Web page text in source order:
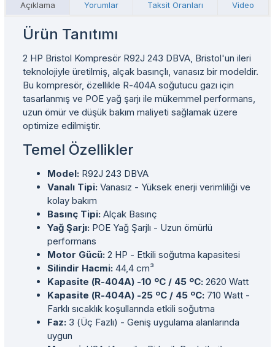
Açıklama Yorumlar Taksit Oranları Video
Ürün Tanıtımı
2 HP Bristol Kompresör R92J 243 DBVA, Bristol'un ileri
teknolojiyle üretilmiş, alçak basınçlı, vanasız bir modeldir.
Bu kompresör, özellikle R-404A soğutucu gazı için
tasarlanmış ve POE yağ şarjı ile mükemmel performans,
uzun ömür ve düşük bakım maliyeti sağlamak üzere
optimize edilmiştir.
Temel Özellikler
Model: R92J 243 DBVA
Vanalı Tipi: Vanasız - Yüksek enerji verimliliği ve
kolay bakım
Basınç Tipi: Alçak Basınç
Yağ Şarjı: POE Yağ Şarjlı - Uzun ömürlü
performans
Motor Gücü: 2 HP - Etkili soğutma kapasitesi
Silindir Hacmi: 44,4 cm³
Kapasite (R-404A) -10 ºC / 45 ºC: 2620 Watt
Kapasite (R-404A) -25 ºC / 45 ºC: 710 Watt -
Farklı sıcaklık koşullarında etkili soğutma
Faz: 3 (Üç Fazlı) - Geniş uygulama alanlarında
uygun